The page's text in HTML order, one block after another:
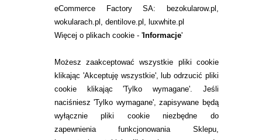
eCommerce Factory SA: bezokularow.pl,
wokularach.pl, dentilove.pl, luxwhite.pl
Więcej o plikach cookie - 'Informacje'
Możesz zaakceptować wszystkie pliki cookie
klikając 'Akceptuję wszystkie', lub odrzucić pliki
cookie klikając 'Tylko wymagane'. Jeśli
naciśniesz 'Tylko wymagane', zapisywane będą
wyłącznie pliki cookie niezbędne do
zapewnienia funkcjonowania Sklepu,
RANKINGI SOCZEWEK
SOCZEWKI KOLOROWE
Zwrot (odstąpienie od umowy)
ZMIEŃ USTAWIENIA ZGODY NA CIASTECZKA
KONTAKT